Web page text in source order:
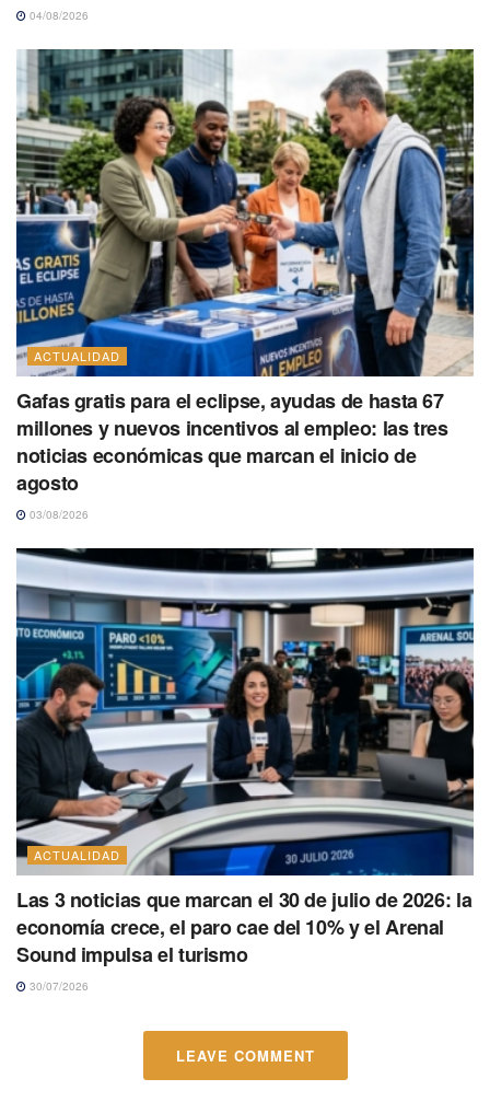
04/08/2026
ACTUALIDAD
Gafas gratis para el eclipse, ayudas de hasta 67
millones y nuevos incentivos al empleo: las tres
noticias económicas que marcan el inicio de
agosto
03/08/2026
ACTUALIDAD
Las 3 noticias que marcan el 30 de julio de 2026: la
economía crece, el paro cae del 10% y el Arenal
Sound impulsa el turismo
30/07/2026
LEAVE COMMENT